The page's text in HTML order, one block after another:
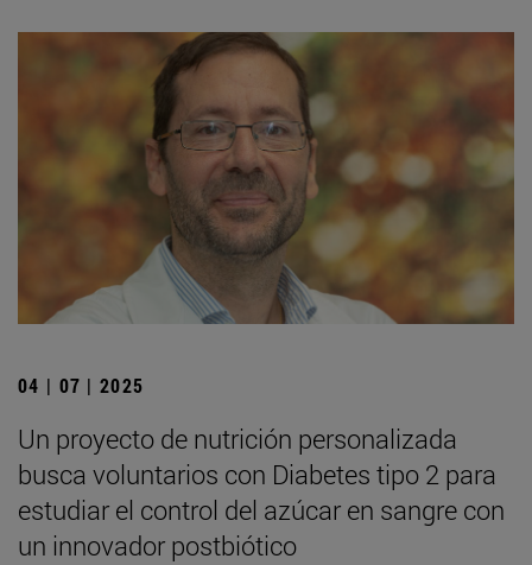
04 | 07 | 2025
Un proyecto de nutrición personalizada
busca voluntarios con Diabetes tipo 2 para
estudiar el control del azúcar en sangre con
un innovador postbiótico